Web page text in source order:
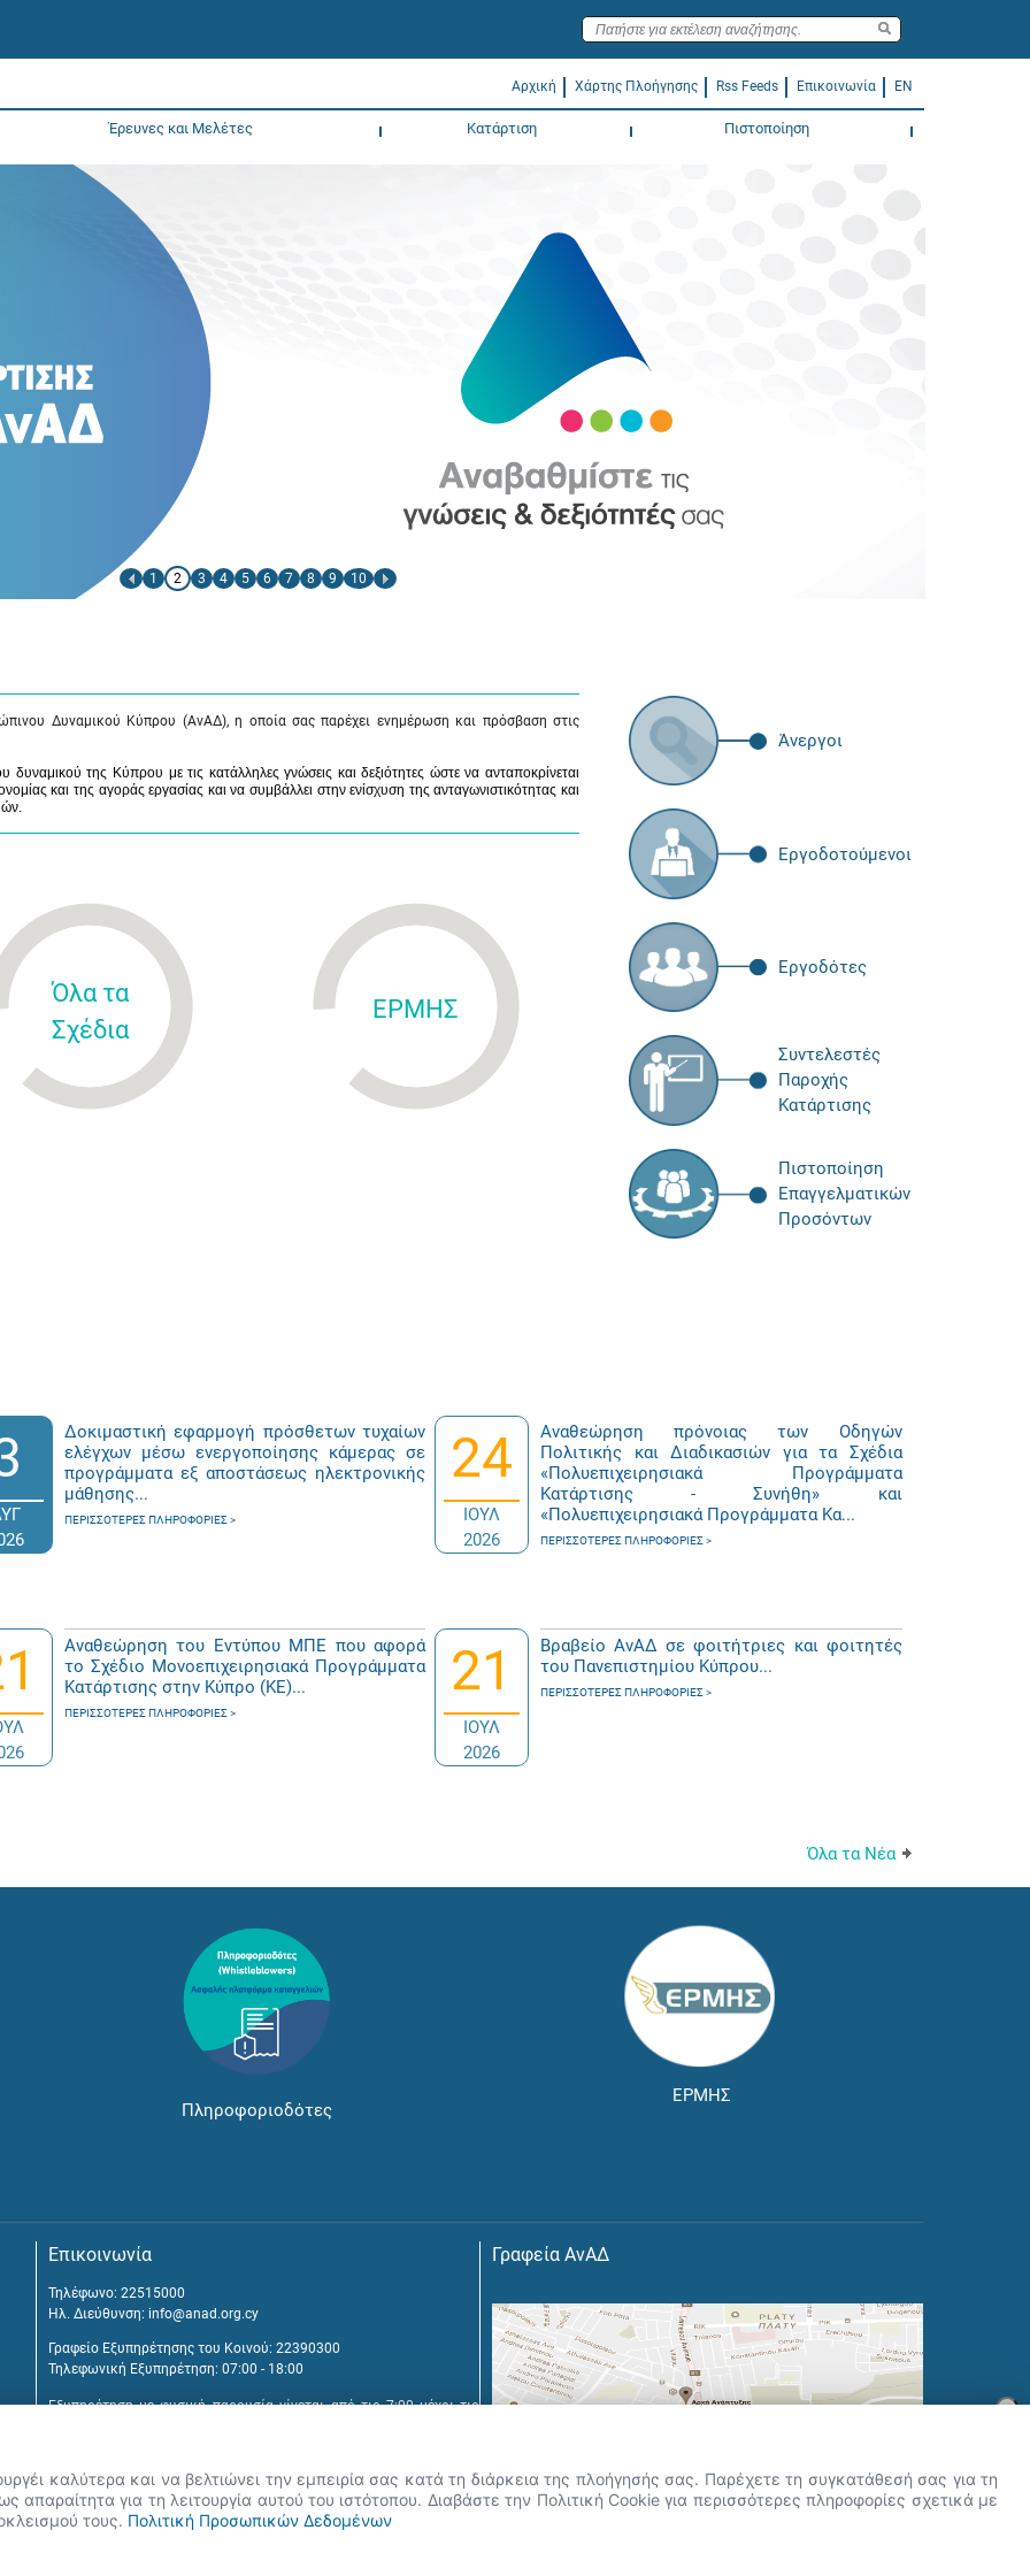
Αρχική Χάρτης Πλοήγησης Rss Feeds Επικοινωνία EN
Έρευνες και Μελέτες Κατάρτιση Πιστοποίηση
1 2 3 4 5 6 7 8 9 10
Δυναμικού Κύπρου (ΑνΑΔ), η οποία σας παρέχει ενημέρωση και πρόσβαση στις
της Κύπρου με τις κατάλληλες γνώσεις και δεξιότητες ώστε να ανταποκρίνεται
και της αγοράς εργασίας και να συμβάλλει στην ενίσχυση της ανταγωνιστικότητας και
Όλα τα
Σχέδια
ΕΡΜΗΣ
Άνεργοι
Εργοδοτούμενοι
Εργοδότες
Συντελεστές
Παροχής
Κατάρτισης
Πιστοποίηση
Επαγγελματικών
Προσόντων
Δοκιμαστική εφαρμογή πρόσθετων τυχαίων
ελέγχων μέσω ενεργοποίησης κάμερας σε
προγράμματα εξ αποστάσεως ηλεκτρονικής
μάθησης...
ΠΕΡΙΣΣΌΤΕΡΕΣ ΠΛΗΡΟΦΟΡΊΕΣ
24
ΙΟΥΛ
2026
Αναθεώρηση πρόνοιας των Οδηγών
Πολιτικής και Διαδικασιών για τα Σχέδια
«Πολυεπιχειρησιακά Προγράμματα
Κατάρτισης - Συνήθη» και
«Πολυεπιχειρησιακά Προγράμματα Κα...
ΠΕΡΙΣΣΌΤΕΡΕΣ ΠΛΗΡΟΦΟΡΊΕΣ
Αναθεώρηση του Εντύπου ΜΠΕ που αφορά
το Σχέδιο Μονοεπιχειρησιακά Προγράμματα
Κατάρτισης στην Κύπρο (ΚΕ)...
ΠΕΡΙΣΣΌΤΕΡΕΣ ΠΛΗΡΟΦΟΡΊΕΣ
21
ΙΟΥΛ
2026
Βραβείο ΑνΑΔ σε φοιτήτριες και φοιτητές
του Πανεπιστημίου Κύπρου...
ΠΕΡΙΣΣΌΤΕΡΕΣ ΠΛΗΡΟΦΟΡΊΕΣ
Όλα τα Νέα
Πληροφοριοδότες
ΕΡΜΗΣ
Επικοινωνία
Τηλέφωνο: 22515000
Ηλ. Διεύθυνση: info@anad.org.cy
Γραφείο Εξυπηρέτησης του Κοινού: 22390300
Τηλεφωνική Εξυπηρέτηση: 07:00 - 18:00
Εξυπηρέτηση με φυσική παρουσία γίνεται από τις 7:00 μέχρι τις
Τ.Θ. 25431, 1392 Λευκωσία, Κύπρος
Γραφεία ΑνΑΔ
×
σήμερα.
καλύτερα και να βελτιώνει την εμπειρία σας κατά τη διάρκεια της πλοήγησής σας. Παρέχετε τη συγκατάθεσή σας για τη
για τη λειτουργία αυτού του ιστότοπου. Διαβάστε την Πολιτική Cookie για περισσότερες πληροφορίες σχετικά με
τους. Πολιτική Προσωπικών Δεδομένων